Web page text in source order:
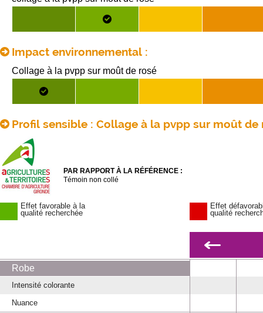
Impact environnemental :
Collage à la pvpp sur moût de rosé
Profil sensible : Collage à la pvpp sur moût de
PAR RAPPORT À LA RÉFÉRENCE :
Témoin non collé
Effet favorable à la
qualité recherchée
Effet
qualité
Robe
Intensité colorante
Nuance